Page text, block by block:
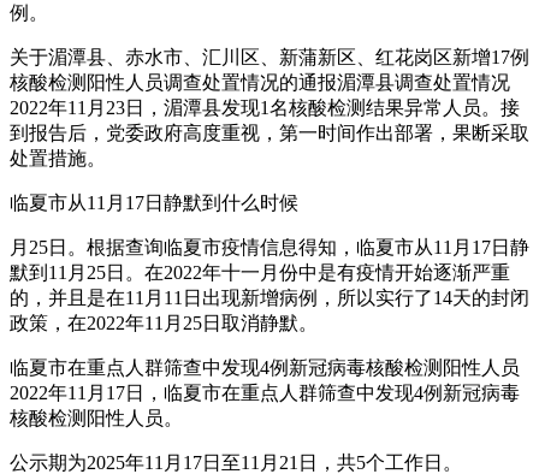
例。
关于湄潭县、赤水市、汇川区、新蒲新区、红花岗区新增17例
核酸检测阳性人员调查处置情况的通报湄潭县调查处置情况
2022年11月23日，湄潭县发现1名核酸检测结果异常人员。接
到报告后，党委政府高度重视，第一时间作出部署，果断采取
处置措施。
临夏市从11月17日静默到什么时候
月25日。根据查询临夏市疫情信息得知，临夏市从11月17日静
默到11月25日。在2022年十一月份中是有疫情开始逐渐严重
的，并且是在11月11日出现新增病例，所以实行了14天的封闭
政策，在2022年11月25日取消静默。
临夏市在重点人群筛查中发现4例新冠病毒核酸检测阳性人员
2022年11月17日，临夏市在重点人群筛查中发现4例新冠病毒
核酸检测阳性人员。
公示期为2025年11月17日至11月21日，共5个工作日。